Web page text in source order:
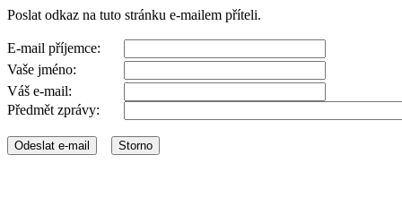
Poslat odkaz na tuto stránku e-mailem příteli.
E-mail příjemce:
Vaše jméno:
Váš e-mail:
Předmět zprávy: